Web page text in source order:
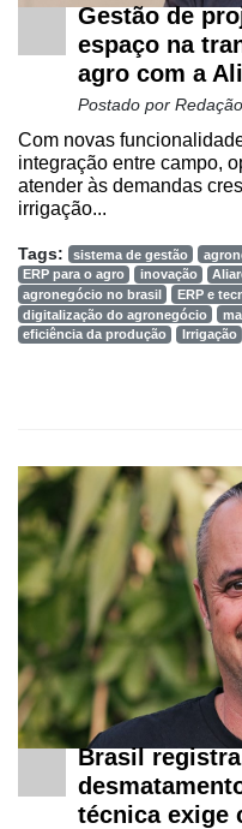
Gestão de
espaço na
agro com a
Postado por Redação
Com novas
integração entre campo,
atender às demandas
irrigação...
Tags: sistema de gestão
ERP para o agro
inovação
agronegócio no brasil
ERP e
digitalização do agronegócio
eficiência da produção
Irrigação
Brasil
técnica exige